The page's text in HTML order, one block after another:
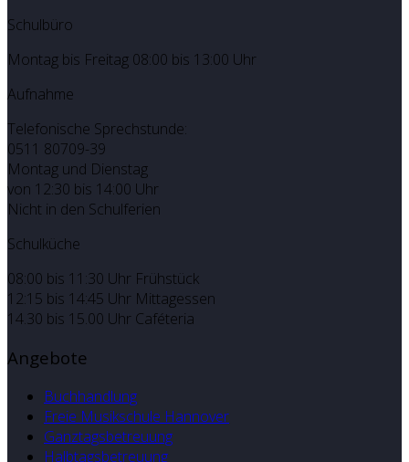
Schulbüro
Montag bis Freitag 08:00 bis 13:00 Uhr
Aufnahme
Telefonische Sprechstunde:
0511 80709-39
Montag und Dienstag
von 12:30 bis 14:00 Uhr
Nicht in den Schulferien
Schulküche
08:00 bis 11:30 Uhr Frühstück
12:15 bis 14:45 Uhr Mittagessen
14.30 bis 15.00 Uhr Caféteria
Angebote
Buchhandlung
Freie Musikschule Hannover
Ganztagsbetreuung
Halbtagsbetreuung